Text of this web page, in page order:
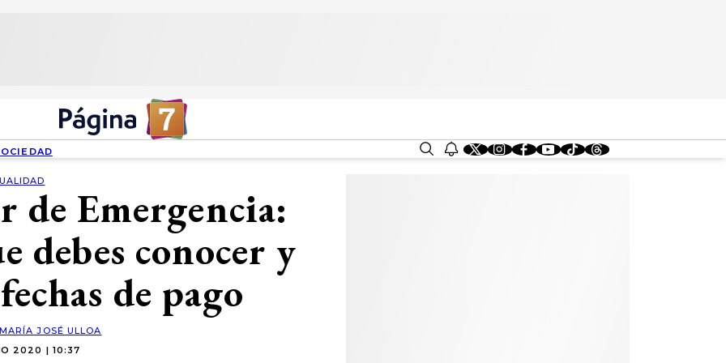
de Emergencia:
debes conocer y
de pago
MARÍA JOSÉ ULLOA
2020 | 10:37